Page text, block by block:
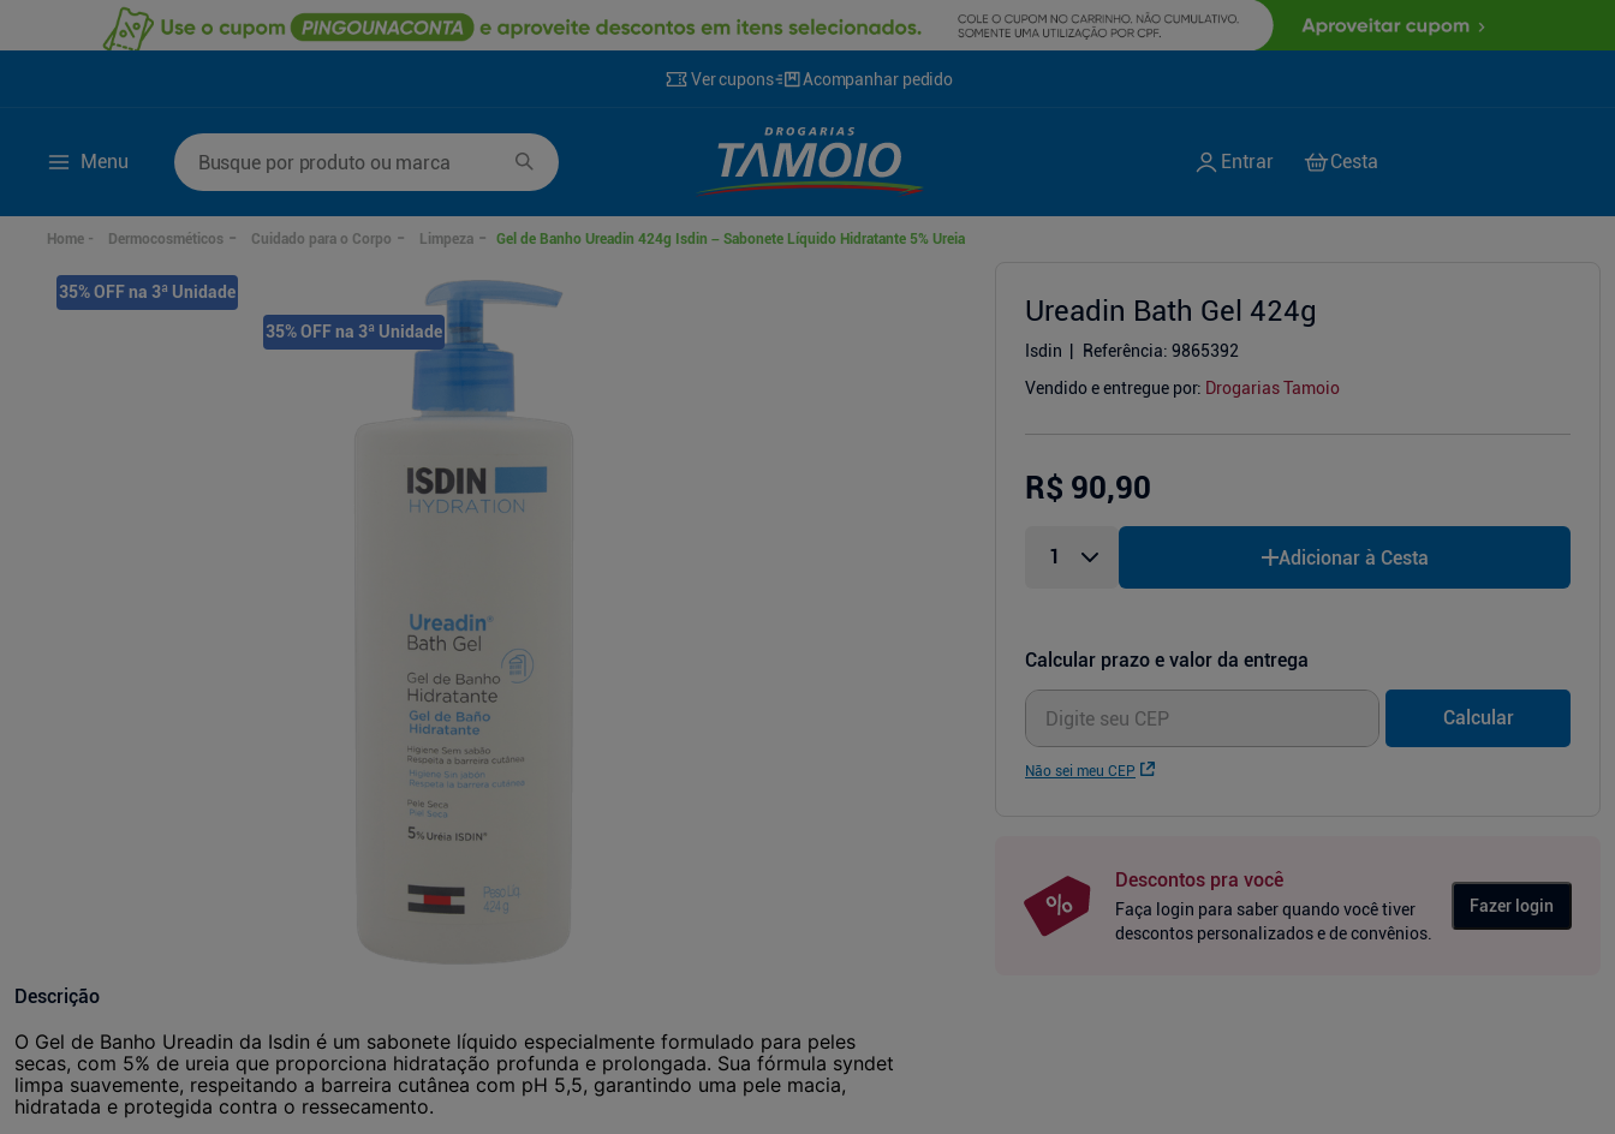
Ver cupons Acompanhar pedido
Menu
Busque por produto ou marca
Dermocosméticos Cuidado para o Corpo Limpeza Gel de Banho Ureadin 424g Isdin – Sabonete Líquido Hidratante 5% Ureia
35% OFF na 3ª Unidade
35% OFF na 3ª Unidade
Descrição
O Gel de Banho Ureadin da Isdin é um sabonete líquido especialmente formulado para peles
secas, com 5% de ureia que proporciona hidratação profunda e prolongada. Sua fórmula syndet
limpa suavemente, respeitando a barreira cutânea com pH 5,5, garantindo uma pele macia,
hidratada e protegida contra o ressecamento.
Ureadin Bath Gel 424g
Isdin Referência: 9865392
Vendido e entregue por: Drogarias Tamoio
R$ 90,90
Adicionar à Cesta
Calcular prazo e valor da entrega
Não sei meu CEP
Calcular
Descontos pra você
Faça login para saber quando você tiver
descontos personalizados e de convênios.
Fazer login
Termos mais buscados
1º
2º
fralda
7º
kit shampoo condicionador
shampoo
fralda xxg